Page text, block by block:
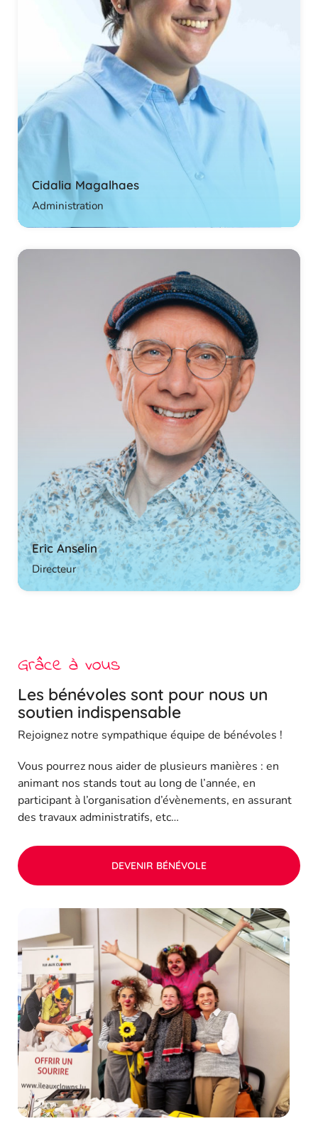
Cidalia Magalhaes
Administration
Eric Anselin
Directeur
Grâce à vous
Les bénévoles sont pour nous un
soutien indispensable
Rejoignez notre sympathique équipe de bénévoles !
Vous pourrez nous aider de plusieurs manières : en
animant nos stands tout au long de l’année, en
participant à l’organisation d’évènements, en assurant
des travaux administratifs, etc…
DEVENIR BÉNÉVOLE